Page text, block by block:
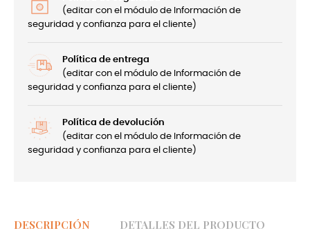
(editar con el módulo de Información de
seguridad y confianza para el cliente)
Política de entrega
(editar con el módulo de Información de
seguridad y confianza para el cliente)
Política de devolución
(editar con el módulo de Información de
seguridad y confianza para el cliente)
DESCRIPCIÓN DETALLES DEL PRODUCTO